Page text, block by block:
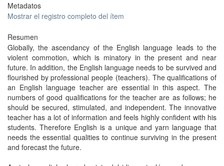
Metadatos
Mostrar el registro completo del ítem
Resumen
Globally, the ascendancy of the English language leads to the
violent commotion, which is minatory in the present and near
future. In addition, the English language needs to be survived and
flourished by professional people (teachers). The qualifications of
an English language teacher are essential in this aspect. The
numbers of good qualifications for the teacher are as follows; he
should be secured, stimulated, and independent. The innovative
teacher has a lot of information and feels highly confident with his
students. Therefore English is a unique and yarn language that
needs the essential qualities to continue surviving in the present
and forecast the future.